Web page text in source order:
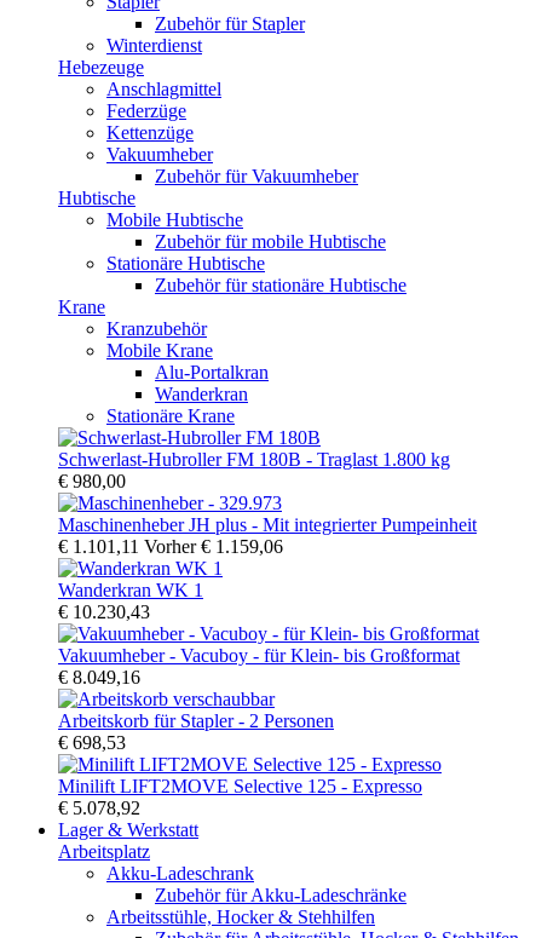
Zubehör für Stapler
Winterdienst
Hebezeuge
Anschlagmittel
Federzüge
Kettenzüge
Vakuumheber
Zubehör für Vakuumheber
Hubtische
Mobile Hubtische
Zubehör für mobile Hubtische
Stationäre Hubtische
Zubehör für stationäre Hubtische
Krane
Kranzubehör
Mobile Krane
Alu-Portalkran
Wanderkran
Stationäre Krane
Schwerlast-Hubroller FM 180B - Traglast 1.800 kg
€ 980,00
Maschinenheber JH plus - Mit integrierter Pumpeinheit
€ 1.101,11 Vorher€ 1.159,06
Wanderkran WK 1
€ 10.230,43
Vakuumheber - Vacuboy - für Klein- bis Großformat
€ 8.049,16
Arbeitskorb für Stapler - 2 Personen
€ 698,53
Minilift LIFT2MOVE Selective 125 - Expresso
€ 5.078,92
Lager & Werkstatt
Arbeitsplatz
Akku-Ladeschrank
Zubehör für Akku-Ladeschränke
Arbeitsstühle, Hocker & Stehhilfen